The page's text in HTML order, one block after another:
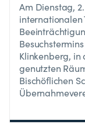
Am Dienstag,
internationalen
Klinkenberg, in
genutzten
Bischöflichen